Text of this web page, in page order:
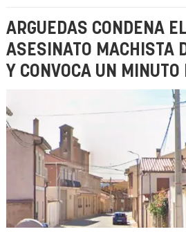
ARGUEDAS CONDENA
ASESINATO MACHISTA
Y CONVOCA UN MINUTO